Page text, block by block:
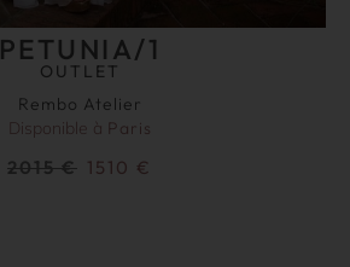
PETUNIA/1
OUTLET
Rembo Atelier
Disponible à Paris
2015€ 1510 €